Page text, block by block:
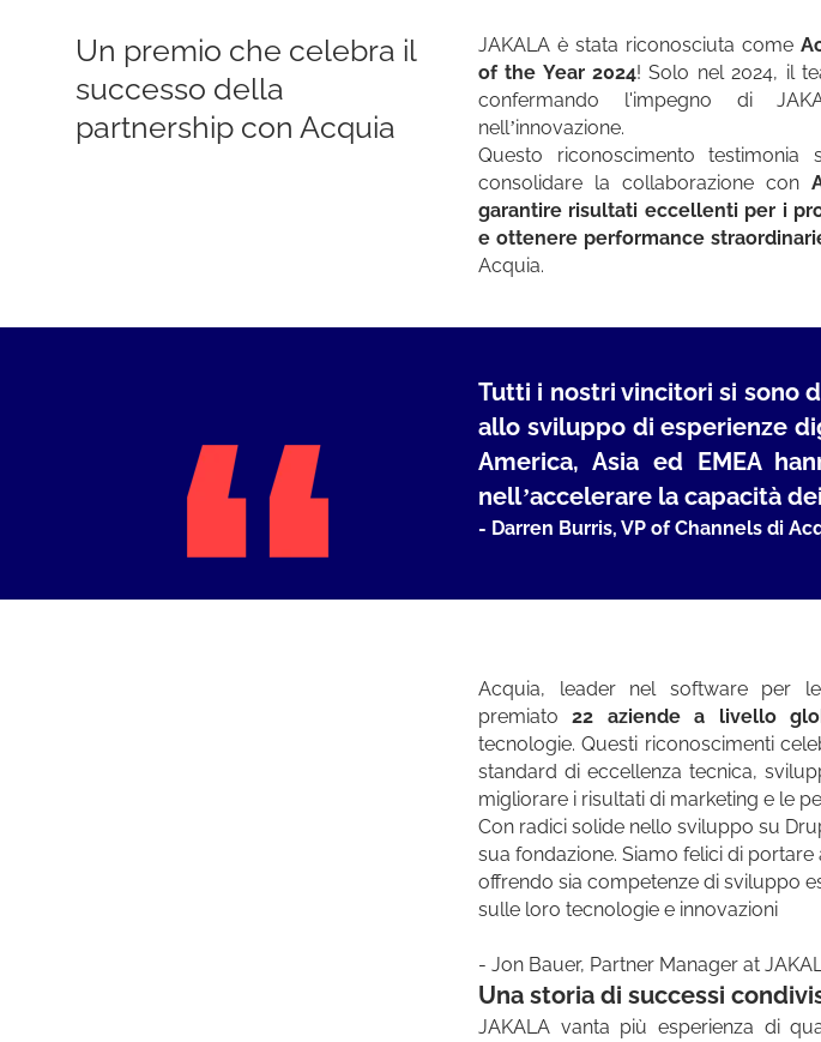
Un premio che celebra il
successo della
partnership con Acquia
JAKALA è stata riconosciuta come
of the Year 2024! Solo nel 2024, il
confermando l'impegno di
nell’innovazione.
Questo riconoscimento
consolidare la collaborazione con
garantire risultati eccellenti per i
e ottenere performance
Acquia.
Tutti i nostri vincitori si sono
allo sviluppo di esperienze
America, Asia ed EMEA
nell’accelerare la capacità
- Darren Burris, VP of Channels di
Acquia, leader nel software per
premiato22 aziende a livello
tecnologie. Questi riconoscimenti
standard di eccellenza tecnica,
migliorare i risultati di marketing e le
Con radici solide nello sviluppo su
sua fondazione. Siamo felici di
offrendo sia competenze di sviluppo
sulle loro tecnologie e innovazioni
- Jon Bauer, Partner Manager at
Una storia di successi
JAKALA vanta più esperienza di